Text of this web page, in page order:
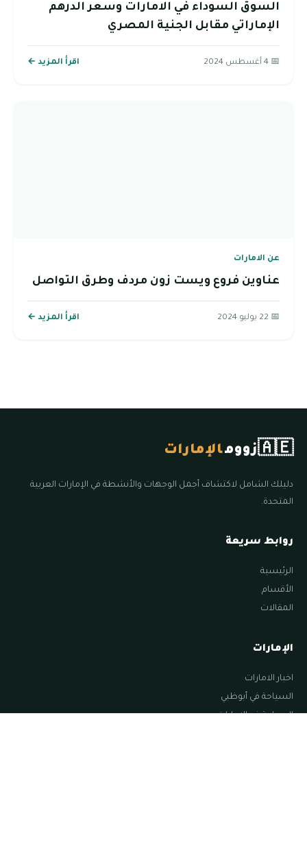
السوق السوداء في الامارات وسعر الدرهم
الإماراتي مقابل الجنية المصري
📅 4 أغسطس 2024 اقرأ المزيد ←
عن الامارات
عناوين فروع ويست زون مردف وطرق التواصل
📅 22 يوليو 2024 اقرأ المزيد ←
🇦🇪زوومالإمارات
دليلك الشامل لاكتشاف أجمل الوجهات والأنشطة في الإمارات العربية
المتحدة.
روابط سريعة
الرئيسية
الأقسام
المقالات
الإمارات
اخبار الامارات
السياحة في أبوظبي
السياحة في الامارات